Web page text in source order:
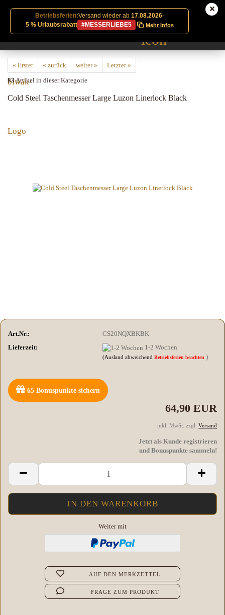
Betriebsferien:Versand wieder ab 17.08.2026·
5 % Urlaubsrabatt
#MESSERLIEBE5 Mehr Infos
« Erster « zurück weiter »
Letzter »
83Artikel in dieser Kategorie
Cold Steel Taschenmesser Large Luzon Linerlock Black
Art.Nr.:
CS20NQXBKBK
Lieferzeit:
1-2 Wochen
(Ausland abweichendBetriebsferien beachten )
65 Bonuspunkte sichern
64,90 EUR
inkl. MwSt. zzgl. Versand
Jetzt als Kunde registrieren
und Bonuspunkte sammeln!
Weiter mit
AUF DEN MERKZETTEL
FRAGE ZUM PRODUKT